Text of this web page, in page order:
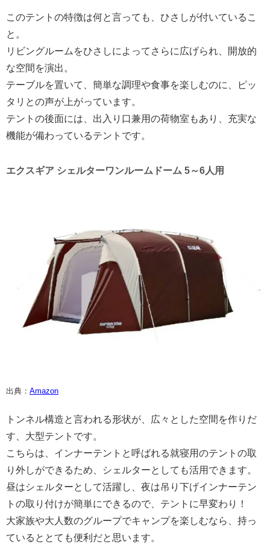
このテントの特徴は何と言っても、ひさしが付いているこ
と。
リビングルームをひさしによってさらに広げられ、開放的
な空間を演出。
テーブルを置いて、簡単な調理や食事を楽しむのに、ピッ
タリとの声が上がっています。
テントの後面には、出入り口兼用の荷物室もあり、充実な
機能が備わっているテントです。
エクスギア シェルターワンルームドーム 5～6人用
出典： Amazon
トンネル構造と言われる形状が、広々とした空間を作りだ
す、大型テントです。
こちらは、インナーテントと呼ばれる就寝用のテントの取
り外しができるため、シェルターとしても活用できます。
昼はシェルターとして活躍し、夜は吊り下げインナーテン
トの取り付けが簡単にできるので、テントに早変わり！
大家族や大人数のグループでキャンプを楽しむなら、持っ
ているととても便利だと思います。